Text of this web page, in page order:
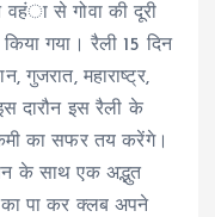
वहंा से गोवा की दूरी
गया। रैली 15 दिन
गुजरात, महाराष्ट्र,
दारौन इस रैली के
का सफर तय करेंगे।
के साथ एक अद्भुत
पा कर क्लब अपने